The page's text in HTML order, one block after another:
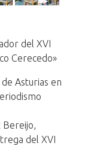
del XVI
Cerecedo»
Asturias en
Bereijo,
del XVI